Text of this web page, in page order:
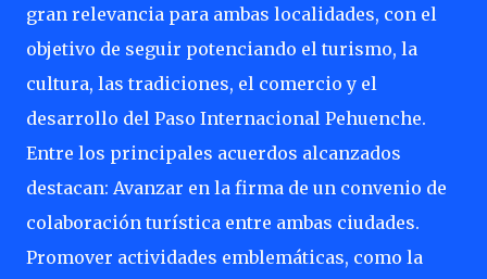
gran relevancia para ambas localidades, con el
objetivo de seguir potenciando el turismo, la
cultura, las tradiciones, el comercio y el
desarrollo del Paso Internacional Pehuenche.
Entre los principales acuerdos alcanzados
destacan: Avanzar en la firma de un convenio de
colaboración turística entre ambas ciudades.
Promover actividades emblemáticas, como la